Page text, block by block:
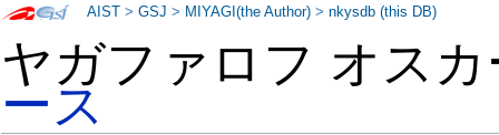
ヤガファロフ オス
ース
AIST >GSJ > MIYAGI(the Author) >nkysdb (this DB)